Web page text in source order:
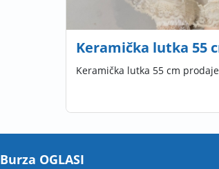
Keramička lutka 55
Keramička lutka 55 cm
Burza OGLASI